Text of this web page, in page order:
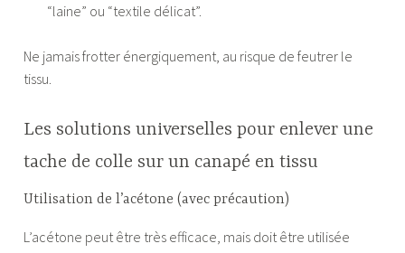
“laine” ou “textile délicat”.
Ne jamais frotter énergiquement, au risque de feutrer le
tissu.
Les solutions universelles pour enlever une
tache de colle sur un canapé en tissu
Utilisation de l’acétone (avec précaution)
L’acétone peut être très efficace, mais doit être utilisée